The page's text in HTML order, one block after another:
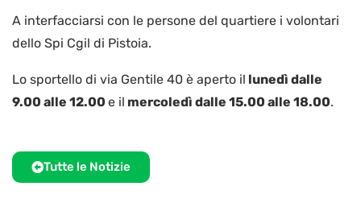
A interfacciarsi con le persone del quartiere i volontari
dello Spi Cgil di Pistoia.
Lo sportello di via Gentile 40 è aperto il lunedì dalle
9.00 alle 12.00 e il mercoledì dalle 15.00 alle 18.00.
Tutte le Notizie